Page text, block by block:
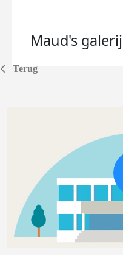
Terug
Maud's galerij